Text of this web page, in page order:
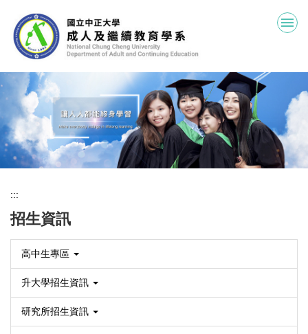
到
主
區
:::
招生資訊
高中生專區
升大學招生資訊
研究所招生資訊